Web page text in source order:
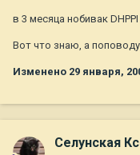
в 3 месяца нобивак
Вот что знаю, а
Изменено 29 января,
Селунская